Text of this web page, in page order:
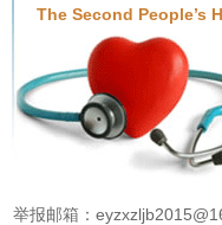
The Second People’s
举报邮箱：